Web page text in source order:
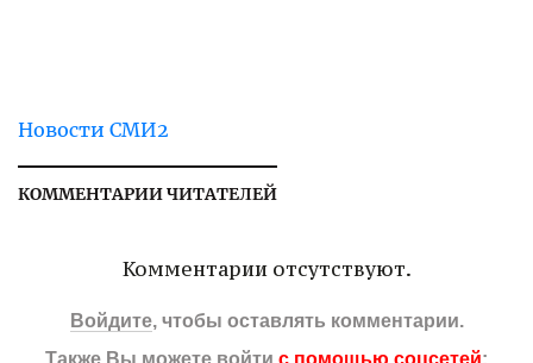
Новости СМИ2
КОММЕНТАРИИ ЧИТАТЕЛЕЙ
Комментарии отсутствуют.
Войдите, чтобы оставлять комментарии.
Также Вы можете войти с помощью соцсетей: